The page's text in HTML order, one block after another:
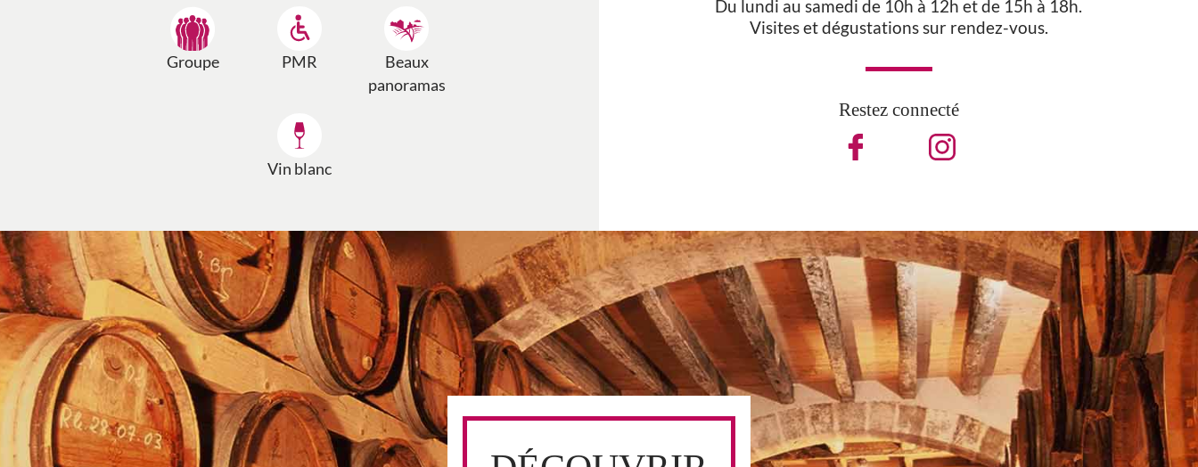
Groupe PMR
Beaux
panoramas
Vin blanc
Du lundi au samedi de 10h à 12h et de 15h à 18h.
Visites et dégustations sur rendez-vous.
Restez connecté